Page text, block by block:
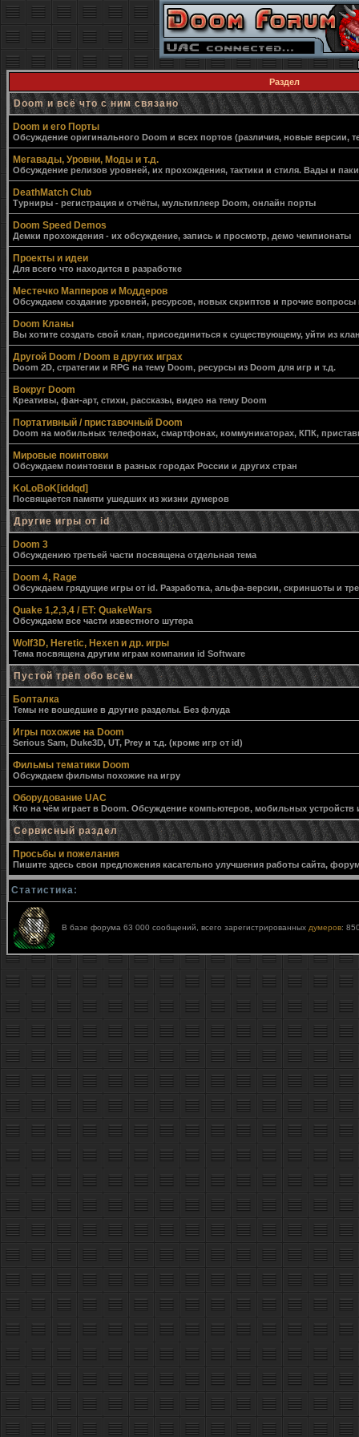
Раздел
Doom и всё что с ним связано
Doom и его Порты
Обсуждение оригинального Doom и всех портов (различия, новые версии,
Мегавады, Уровни, Моды и т.д.
Обсуждение релизов уровней, их прохождения, тактики и стиля. Вады и
DeathMatch Club
Турниры - регистрация и отчёты, мультиплеер Doom, онлайн порты
Doom Speed Demos
Демки прохождения - их обсуждение, запись и просмотр, демо чемпионаты
Проекты и идеи
Для всего что находится в разработке
Местечко Мапперов и Моддеров
Обсуждаем создание уровней, ресурсов, новых скриптов и прочие
Doom Кланы
Вы хотите создать свой клан, присоединиться к существующему, уйти из
Другой Doom / Doom в других играх
Doom 2D, стратегии и RPG на тему Doom, ресурсы из Doom для игр и т.д.
Вокруг Doom
Креативы, фан-арт, стихи, рассказы, видео на тему Doom
Портативный / приставочный Doom
Doom на мобильных телефонах, смартфонах, коммуникаторах, КПК,
Мировые поинтовки
Обсуждаем поинтовки в разных городах России и других стран
KoLoBoK[iddqd]
Посвящается памяти ушедших из жизни думеров
Другие игры от id
Doom 3
Обсуждению третьей части посвящена отдельная тема
Doom 4, Rage
Обсуждаем грядущие игры от id. Разработка, альфа-версии, скриншоты и
Quake 1,2,3,4 / ET: QuakeWars
Обсуждаем все части известного шутера
Wolf3D, Heretic, Hexen и др. игры
Тема посвящена другим играм компании id Software
Пустой трёп обо всём
Болталка
Темы не вошедшие в другие разделы. Без флуда
Игры похожие на Doom
Serious Sam, Duke3D, UT, Prey и т.д. (кроме игр от id)
Фильмы тематики Doom
Обсуждаем фильмы похожие на игру
Оборудование UAC
Кто на чём играет в Doom. Обсуждение компьютеров, мобильных устройств
Сервисный раздел
Просьбы и пожелания
Пишите здесь свои предложения касательно улучшения работы сайта,
Статистика:
В базе форума 63 000 сообщений, всего зарегистрированных думеров: